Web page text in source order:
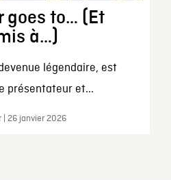
goes to… (Et
à…)
légendaire, est
présentateur et...
| 26 janvier 2026